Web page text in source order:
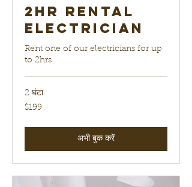
2hr Rental
electrician
Rent one of our electricians for up
to 2hrs
2 घंटा
199
यूएस
$199
अभी बुक करें